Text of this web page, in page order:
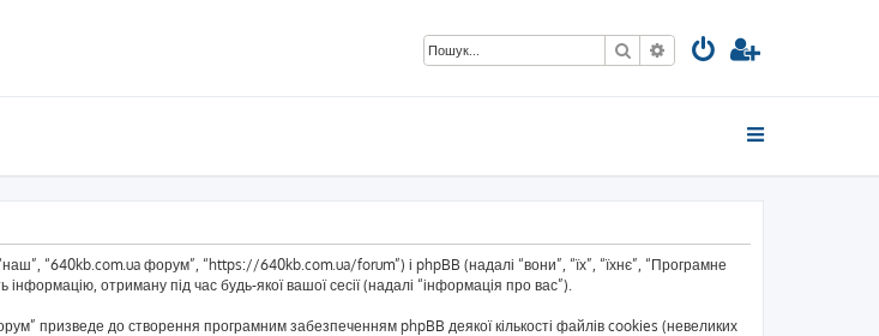
ПошукРозширений пошук
“640kb.com.ua форум”, “https://640kb.com.ua/forum”) і phpBB (надалі “вони”, “їх”, “їхнє”, “Програмне
отриману під час будь-якої вашої сесії (надалі “інформація про вас”).
призведе до створення програмним забезпеченням phpBB деякої кількості файлів cookies (невеликих